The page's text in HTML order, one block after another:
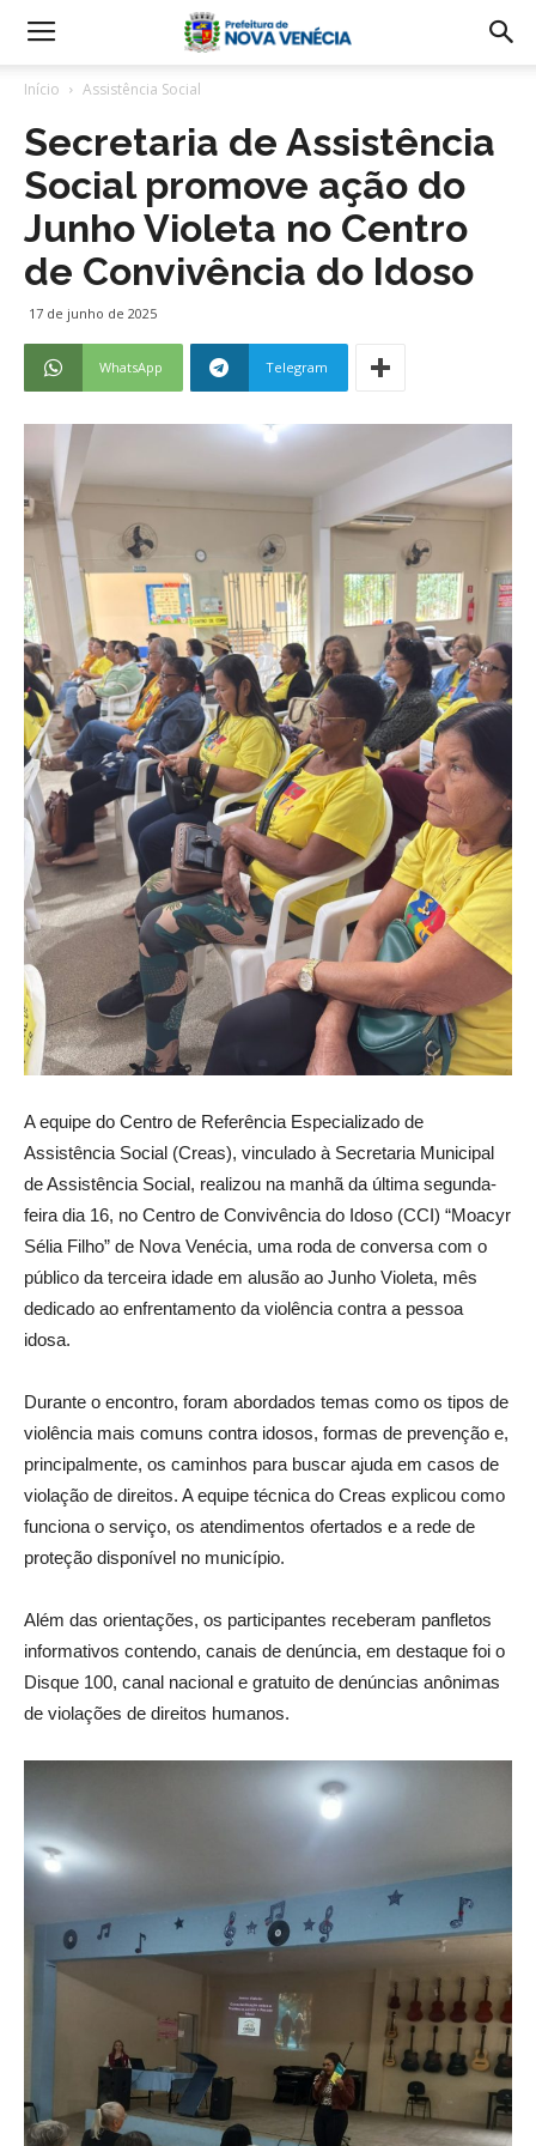
Início Assistência Social
Secretaria de Assistência
Social promove ação do
Junho Violeta no Centro
de Convivência do Idoso
17 de junho de 2025
WhatsApp Telegram
A equipe do Centro de Referência Especializado de
Assistência Social (Creas), vinculado à Secretaria Municipal
de Assistência Social, realizou na manhã da última segunda-
feira dia 16, no Centro de Convivência do Idoso (CCI) “Moacyr
Sélia Filho” de Nova Venécia, uma roda de conversa com o
público da terceira idade em alusão ao Junho Violeta, mês
dedicado ao enfrentamento da violência contra a pessoa
idosa.
Durante o encontro, foram abordados temas como os tipos de
violência mais comuns contra idosos, formas de prevenção e,
principalmente, os caminhos para buscar ajuda em casos de
violação de direitos. A equipe técnica do Creas explicou como
funciona o serviço, os atendimentos ofertados e a rede de
proteção disponível no município.
Além das orientações, os participantes receberam panfletos
informativos contendo, canais de denúncia, em destaque foi o
Disque 100, canal nacional e gratuito de denúncias anônimas
de violações de direitos humanos.